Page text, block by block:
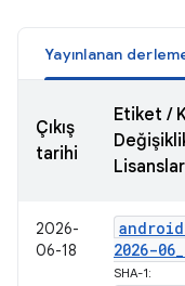
Yayınlanan
Çıkış
tarihi
Etiket /
Lisanslar
2026-
06-18
2026-06_
SHA-1: